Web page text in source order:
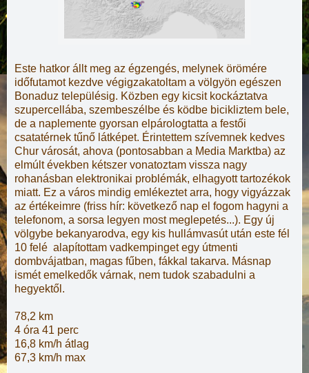
Este hatkor állt meg az égzengés, melynek örömére
időfutamot kezdve végigzakatoltam a völgyön egészen
Bonaduz településig. Közben egy kicsit kockáztatva
szupercellába, szembeszélbe és ködbe bicikliztem bele,
de a naplemente gyorsan elpárologtatta a festői
csatatérnek tűnő látképet. Érintettem szívemnek kedves
Chur városát, ahova (pontosabban a Media Marktba) az
elmúlt években kétszer vonatoztam vissza nagy
rohanásban elektronikai problémák, elhagyott tartozékok
miatt. Ez a város mindig emlékeztet arra, hogy vigyázzak
az értékeimre (friss hír: következő nap el fogom hagyni a
telefonom, a sorsa legyen most meglepetés...). Egy új
völgybe bekanyarodva, egy kis hullámvasút után este fél
10 felé alapítottam vadkempinget egy útmenti
dombvájatban, magas fűben, fákkal takarva. Másnap
ismét emelkedők várnak, nem tudok szabadulni a
hegyektől.
78,2 km
4 óra 41 perc
16,8 km/h átlag
67,3 km/h max